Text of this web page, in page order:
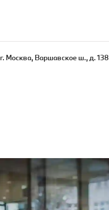
г. Москва, Варшавское ш., д. 138